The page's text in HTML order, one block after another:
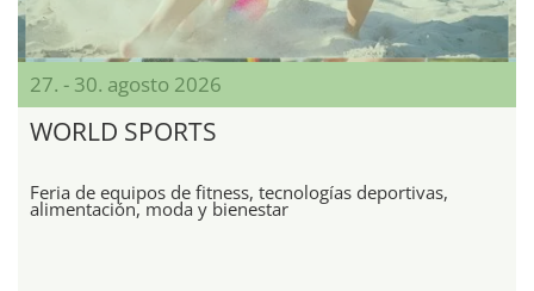
27. - 30. agosto 2026
WORLD SPORTS
Feria de equipos de fitness, tecnologías deportivas,
alimentación, moda y bienestar